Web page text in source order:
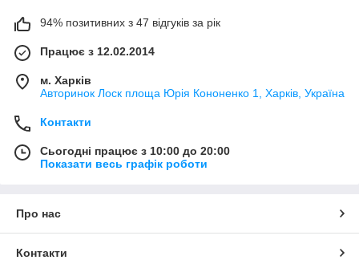
94% позитивних з 47 відгуків за рік
Працює з 12.02.2014
м. Харків
Авторинок Лоск площа Юрія Кононенко 1, Харків, Україна
Контакти
Сьогодні працює з 10:00 до 20:00
Показати весь графік роботи
Про нас
Контакти